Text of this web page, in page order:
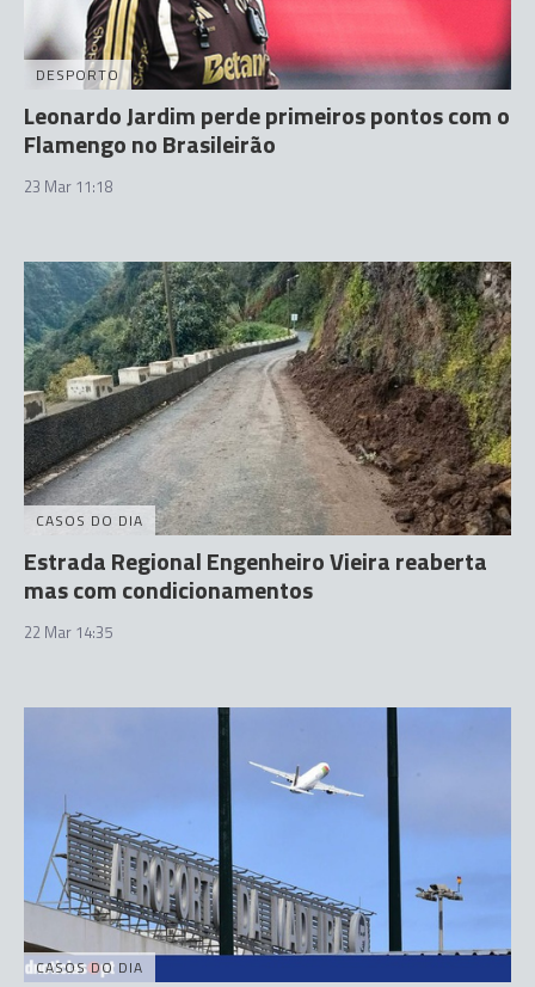
DESPORTO
Leonardo Jardim perde primeiros pontos com o
Flamengo no Brasileirão
23 Mar 11:18
CASOS DO DIA
Estrada Regional Engenheiro Vieira reaberta
mas com condicionamentos
22 Mar 14:35
CASOS DO DIA